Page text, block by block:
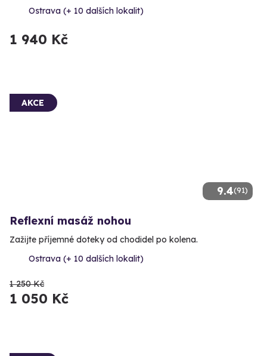
Ostrava (+ 10 dalších lokalit)
1 940 Kč
9.4(91)
AKCE
Reflexní masáž nohou
Zažijte příjemné doteky od chodidel po kolena.
Ostrava (+ 10 dalších lokalit)
1 250 Kč
1 050 Kč